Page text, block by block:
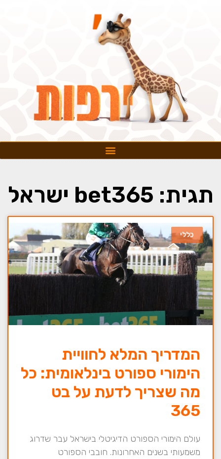
תגית: bet365 ישראל
כללי
המדריך המלא לחוויית
הימורי ספורט בינלאומית: כל
מה שצריך לדעת על בט
365
עולם הימורי הספורט הדיגיטלי בישראל עבר שדרוג
משמעותי בשנים האחרונות. חובבי הספורט